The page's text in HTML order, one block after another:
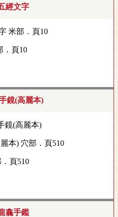
經文字
．頁10
鏡(高麗本)
頁510
龕手鑑